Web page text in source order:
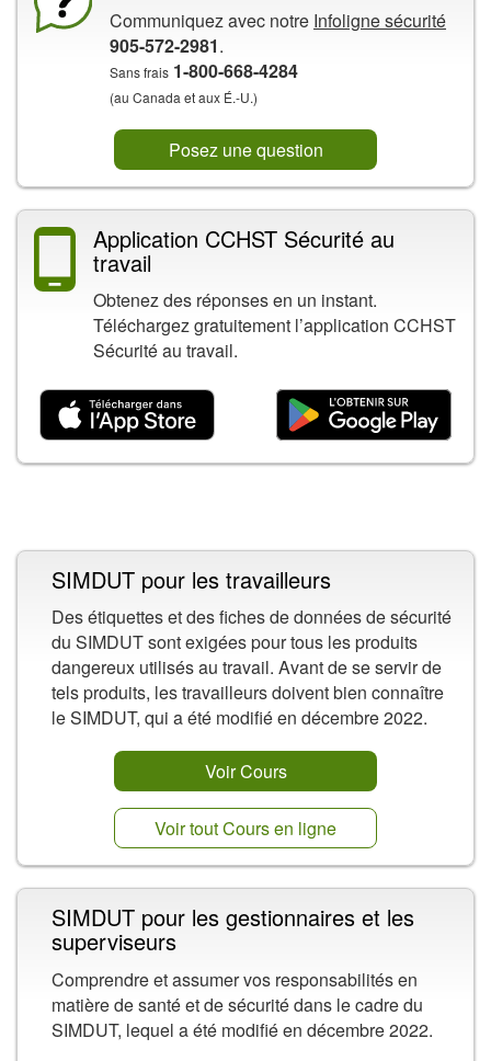
Communiquez avec notre Infoligne sécurité
905-572-2981.
Sans frais 1-800-668-4284
(au Canada et aux É.-U.)
Posez une question
Application CCHST Sécurité au
travail
Obtenez des réponses en un instant.
Téléchargez gratuitement l’application CCHST
Sécurité au travail.
SIMDUT pour les travailleurs
Des étiquettes et des fiches de données de sécurité
du SIMDUT sont exigées pour tous les produits
dangereux utilisés au travail. Avant de se servir de
tels produits, les travailleurs doivent bien connaître
le SIMDUT, qui a été modifié en décembre 2022.
Voir Cours
Voir tout Cours en ligne
SIMDUT pour les gestionnaires et les
superviseurs
Comprendre et assumer vos responsabilités en
matière de santé et de sécurité dans le cadre du
SIMDUT, lequel a été modifié en décembre 2022.